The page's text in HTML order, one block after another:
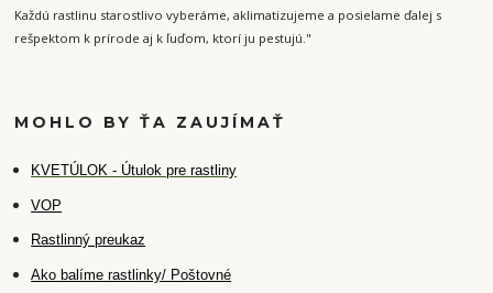
Každú rastlinu starostlivo vyberáme, aklimatizujeme a posielame ďalej s
rešpektom k prírode aj k ľuďom, ktorí ju pestujú."
MOHLO BY ŤA ZAUJÍMAŤ
KVETÚLOK - Útulok pre rastliny
VOP
Rastlinný preukaz
Ako balíme rastlinky/ Poštovné